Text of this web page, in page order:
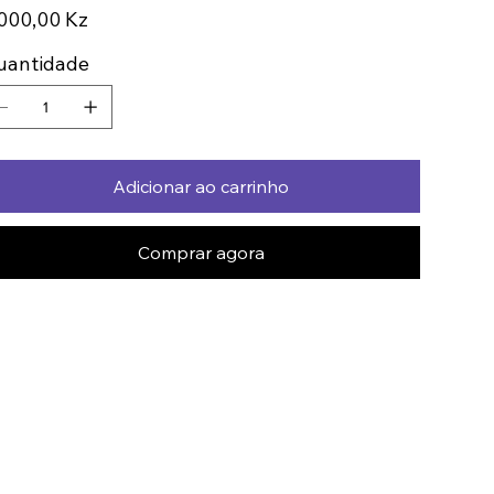
Kz
Adicionar ao carrinho
Comprar agora